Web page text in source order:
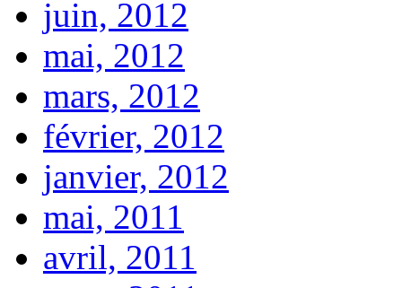
juin, 2012
mai, 2012
mars, 2012
février, 2012
janvier, 2012
mai, 2011
avril, 2011